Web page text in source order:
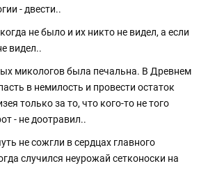
- двести..
не было и их никто не видел, а если
видел..
микологов была печальна. В Древнем
в немилость и провести остаток
только за то, что кого-то не того
- не доотравил..
не сожгли в сердцах главного
случился неурожай сетконоски на